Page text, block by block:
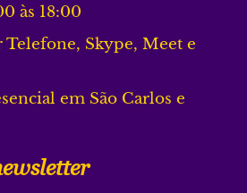
às 18:00
Skype, Meet e
em São Carlos e